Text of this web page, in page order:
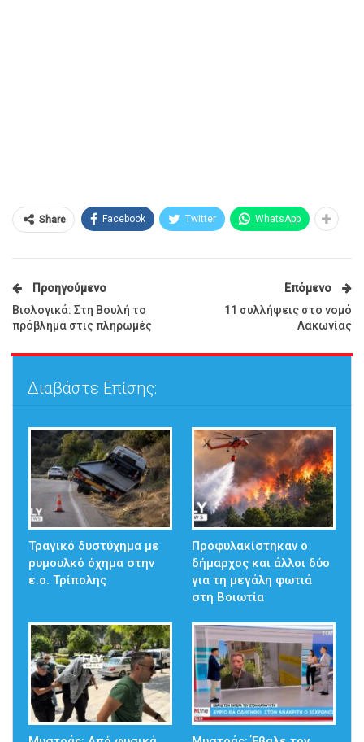
Share Facebook Twitter WhatsApp
Προηγούμενο
Βιολογικά: Στη Βουλή το
πρόβλημα στις πληρωμές
Επόμενο
11 συλλήψεις στο νομό
Λακωνίας
Διαβάστε Επίσης:
Τραγικό δυστύχημα με
ρυμουλκό όχημα στην
ε.ο. Τρίπολης
Προφυλακίστηκαν ο
δήμαρχος και άλλοι δύο
για τη μεγάλη φωτιά
στη Βοιωτία